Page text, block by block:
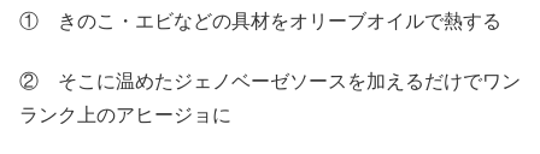
① きのこ・エビなどの具材をオリーブオイルで熱する
② そこに温めたジェノベーゼソースを加えるだけでワン
ランク上のアヒージョに